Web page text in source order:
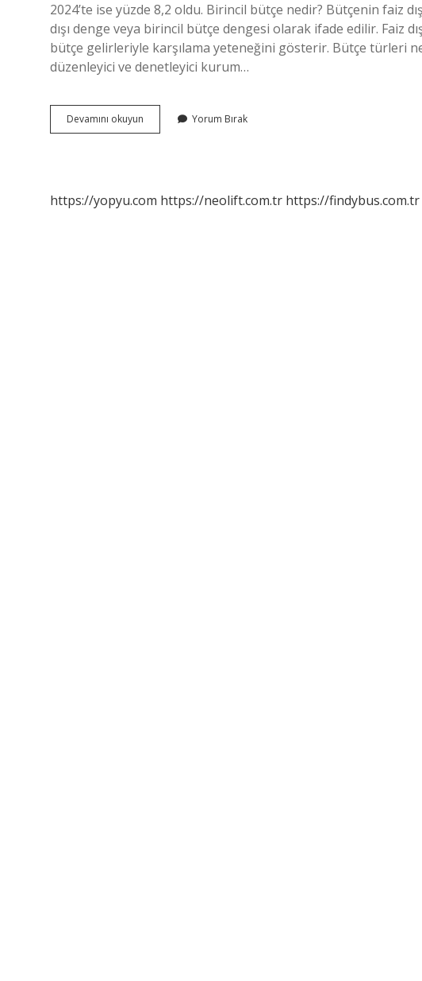
2024’te ise yüzde 8,2 oldu. Birincil bütçe nedir? Bütçenin faiz
dışı denge veya birincil bütçe dengesi olarak ifade edilir. Faiz
bütçe gelirleriyle karşılama yeteneğini gösterir. Bütçe türleri
düzenleyici ve denetleyici kurum…
Devamını okuyun
Bütçe
Yorum Bırak
https://yopyu.com https://neolift.com.tr https://findybus.com.tr